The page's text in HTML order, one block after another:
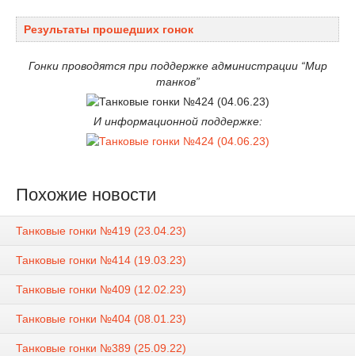
Результаты прошедших гонок
Гонки проводятся при поддержке администрации “Мир
танков”
И информационной поддержке:
Похожие новости
Танковые гонки №419 (23.04.23)
Танковые гонки №414 (19.03.23)
Танковые гонки №409 (12.02.23)
Танковые гонки №404 (08.01.23)
Танковые гонки №389 (25.09.22)